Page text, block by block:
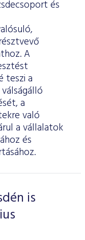
és
A
teszi a
a
való
a vállalatok
és
is